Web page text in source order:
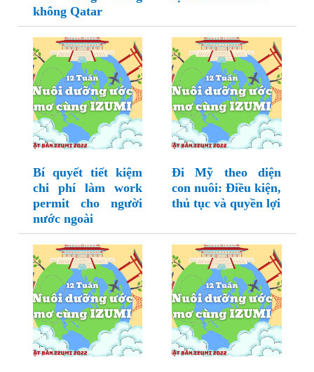
không Qatar
Bí quyết tiết kiệm
chi phí làm work
permit cho người
nước ngoài
Đi Mỹ theo diện
con nuôi: Điều kiện,
thủ tục và quyền lợi